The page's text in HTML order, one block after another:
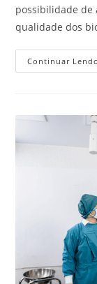
possibilidade de
qualidade dos
Continuar Lendo